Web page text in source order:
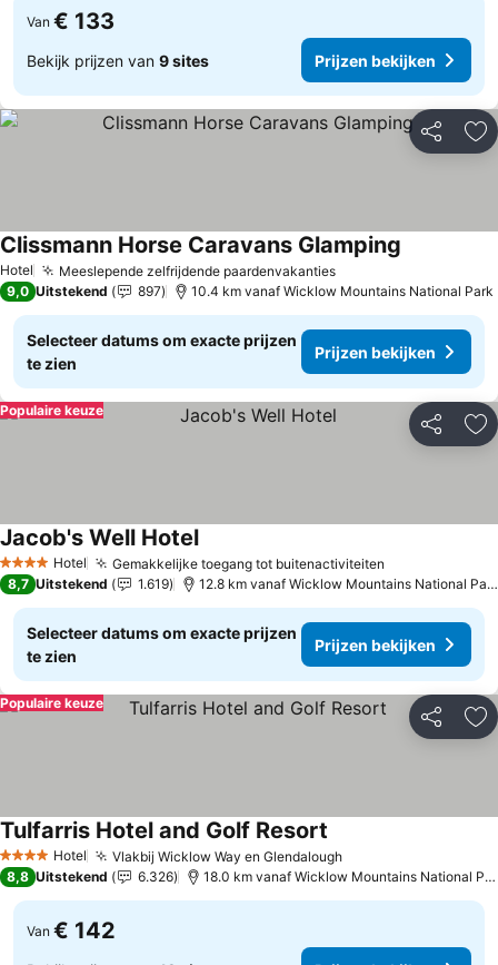
Van € 133
Bekijk prijzen van 9 sites Prijzen bekijken
Delen
Hotel Meeslepende zelfrijdende paardenvakanties
Clissmann Horse Caravans Glamping
9,0 Uitstekend 897 10.4 km vanaf Wicklow Mountains National Park
Selecteer datums om exacte prijzen
te zien
Prijzen bekijken
Delen
Populaire keuze
4 SterrenHotel Gemakkelijke toegang tot buitenactiviteiten
Jacob's Well Hotel
8,7 Uitstekend 1.619 12.8 km vanaf Wicklow Mountains National Park
Selecteer datums om exacte prijzen
te zien
Prijzen bekijken
Delen
Populaire keuze
4 SterrenHotel Vlakbij Wicklow Way en Glendalough
Tulfarris Hotel and Golf Resort
8,8 Uitstekend 6.326 18.0 km vanaf Wicklow Mountains National Park
Van € 142